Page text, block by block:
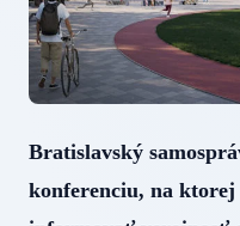
Bratislavský
konferenciu, na ktorej